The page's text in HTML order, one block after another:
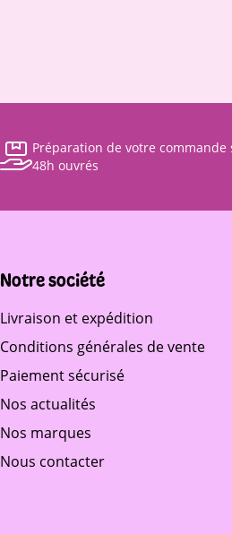
Préparation de votre commande
48h ouvrés
Notre société
Livraison et expédition
Conditions générales de vente
Paiement sécurisé
Nos actualités
Nos marques
Nous contacter